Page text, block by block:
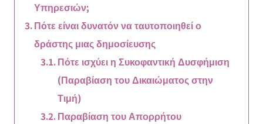
Υπηρεσιών;
Πότε είναι δυνατόν να ταυτοποιηθεί ο
δράστης μιας δημοσίευσης
Πότε ισχύει η Συκοφαντική Δυσφήμιση
(Παραβίαση του Δικαιώματος στην
Τιμή)
Παραβίαση του Απορρήτου